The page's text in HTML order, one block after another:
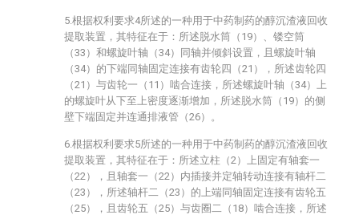
5.根据权利要求4所述的一种用于中药制药的醇沉渣液回收
提取装置，其特征在于：所述脱水筒（19）、镂空筒
（33）和螺旋叶轴（34）同轴并倾斜设置，且螺旋叶轴
（34）的下端同轴固定连接有齿轮四（21），所述齿轮四
（21）与齿轮一（11）啮合连接，所述螺旋叶轴（34）上
的螺旋叶从下至上密度逐渐增加，所述脱水筒（19）的侧
壁下端固定并连通排液管（26）。
6.根据权利要求5所述的一种用于中药制药的醇沉渣液回收
提取装置，其特征在于：所述立柱（2）上固定有轴套一
（22），且轴套一（22）内插接并定轴转动连接有轴杆二
（23），所述轴杆二（23）的上端同轴固定连接有齿轮五
（25），且齿轮五（25）与齿圈二（18）啮合连接，所述